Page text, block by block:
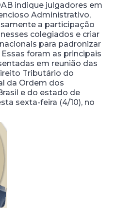
indique julgadores em
Administrativo,
a participação
colegiados e criar
para padronizar
foram as principais
em reunião das
Tributário do
da Ordem dos
e do estado de
sexta-feira (4/10), no